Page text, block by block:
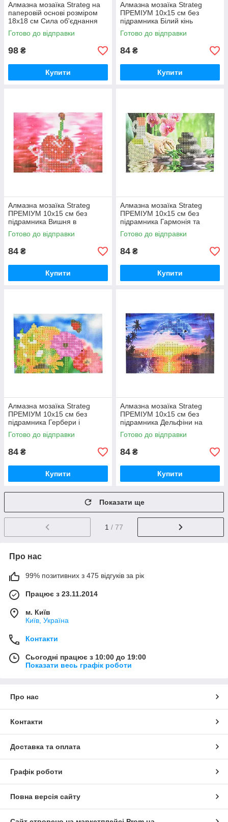
Алмазна мозаїка Strateg на
паперовій основі розміром
18х18 см Сила об'єднання
(JUB14404)
Готово до відправки
98 ₴
Купити
Алмазна мозаїка Strateg
ПРЕМІУМ 10х15 см без
підрамника Білий кінь
(YAB14431)
Готово до відправки
84 ₴
Купити
Алмазна мозаїка Strateg
ПРЕМІУМ 10х15 см без
підрамника Вишня в
водяному відображенні
(YAB20791)
Готово до відправки
84 ₴
Купити
Алмазна мозаїка Strateg
ПРЕМІУМ 10х15 см без
підрамника Гармонія та
спокій (YAB28548)
Готово до відправки
84 ₴
Купити
Алмазна мозаїка Strateg
ПРЕМІУМ 10х15 см без
підрамника Гербери і
метелики (YAB14425)
Готово до відправки
84 ₴
Купити
Алмазна мозаїка Strateg
ПРЕМІУМ 10х15 см без
підрамника Дельфіни на
заході сонця (YAB29566)
Готово до відправки
84 ₴
Купити
Показати ще
1 / 77
Про нас
99% позитивних з 475 відгуків за рік
Працює з 23.11.2014
м. Київ
Київ, Україна
Контакти
Сьогодні працює з 10:00 до 19:00
Показати весь графік роботи
Про нас
Контакти
Доставка та оплата
Графік роботи
Повна версія сайту